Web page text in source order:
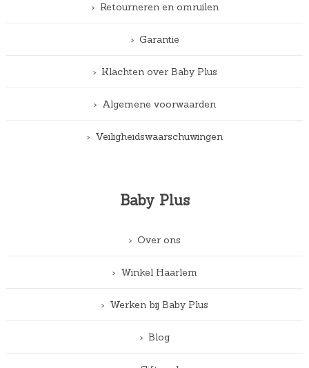
Retourneren en omruilen
Garantie
Klachten over Baby Plus
Algemene voorwaarden
Veiligheidswaarschuwingen
Baby Plus
Over ons
Winkel Haarlem
Werken bij Baby Plus
Blog